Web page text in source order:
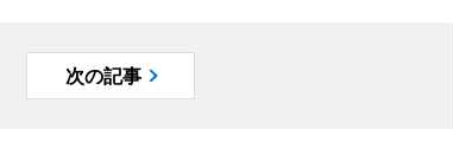
次の記事